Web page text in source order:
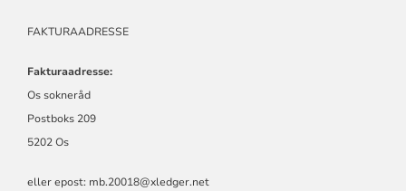
FAKTURAADRESSE
Fakturaadresse:
Os sokneråd
Postboks 209
5202 Os
eller epost: mb.20018@xledger.net